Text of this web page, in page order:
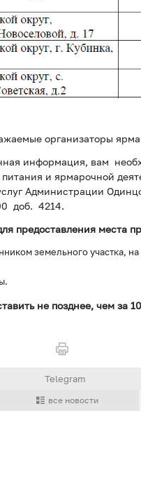
организаторы
информация, вам
и ярмарочной
Администрации
доб. 4214.
предоставления места
земельного участка,
не позднее, чем за